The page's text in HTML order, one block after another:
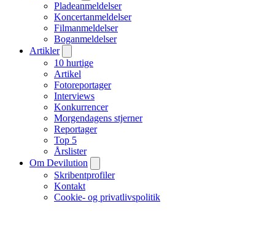
Pladeanmeldelser
Koncertanmeldelser
Filmanmeldelser
Boganmeldelser
Artikler
10 hurtige
Artikel
Fotoreportager
Interviews
Konkurrencer
Morgendagens stjerner
Reportager
Top 5
Årslister
Om Devilution
Skribentprofiler
Kontakt
Cookie- og privatlivspolitik